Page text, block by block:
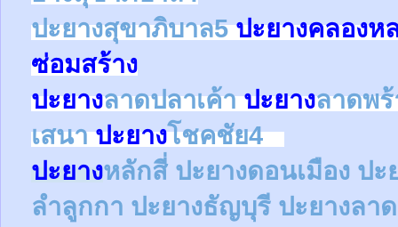
ปะยางสุขาภิบาล5 ปะยางคลองห
ซ่อมสร้าง
ปะยางลาดปลาเค้าปะยางลาดพ
เสนาปะยางโชคชัย4
ปะยางหลักสี่ ปะยางดอนเมือง ปะ
ลำลูกกา ปะยางธัญบุรี ปะยางลา